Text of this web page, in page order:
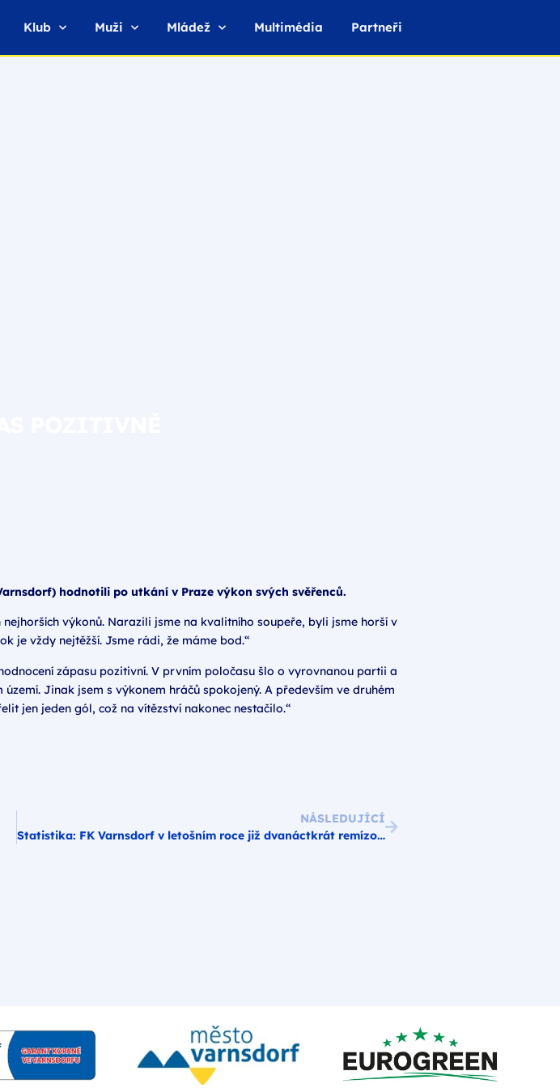
Klub Muži Mládež Multimédia Partneři
hodnotili po utkání v Praze výkon svých svěřenců.
nejhorších výkonů. Narazili jsme na kvalitního soupeře, byli jsme horší v
je vždy nejtěžší. Jsme rádi, že máme bod.“
zápasu pozitivní. V prvním poločasu šlo o vyrovnanou partii a
Jinak jsem s výkonem hráčů spokojený. A především ve druhém
jen jeden gól, což na vítězství nakonec nestačilo.“
NÁSLEDUJÍCÍ
Statistika: FK Varnsdorf v letošním roce již dvanáctkrát remízoval